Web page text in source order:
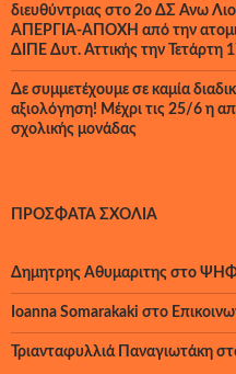
διευθύντριας στο 2ο ΔΣ Άνω
ΑΠΕΡΓΙΑ-ΑΠΟΧΗ από την
ΔΙΠΕ Δυτ. Αττικής την Τετάρτη
Δε συμμετέχουμε σε καμία
αξιολόγηση! Μέχρι τις 25/6 η
σχολικής μονάδας
ΠΡΌΣΦΑΤΑ ΣΧΌΛΙΑ
Δημητρης Αθυμαριτης στο
Ioanna Somarakaki στο
Τριανταφυλλιά Παναγιωτάκη